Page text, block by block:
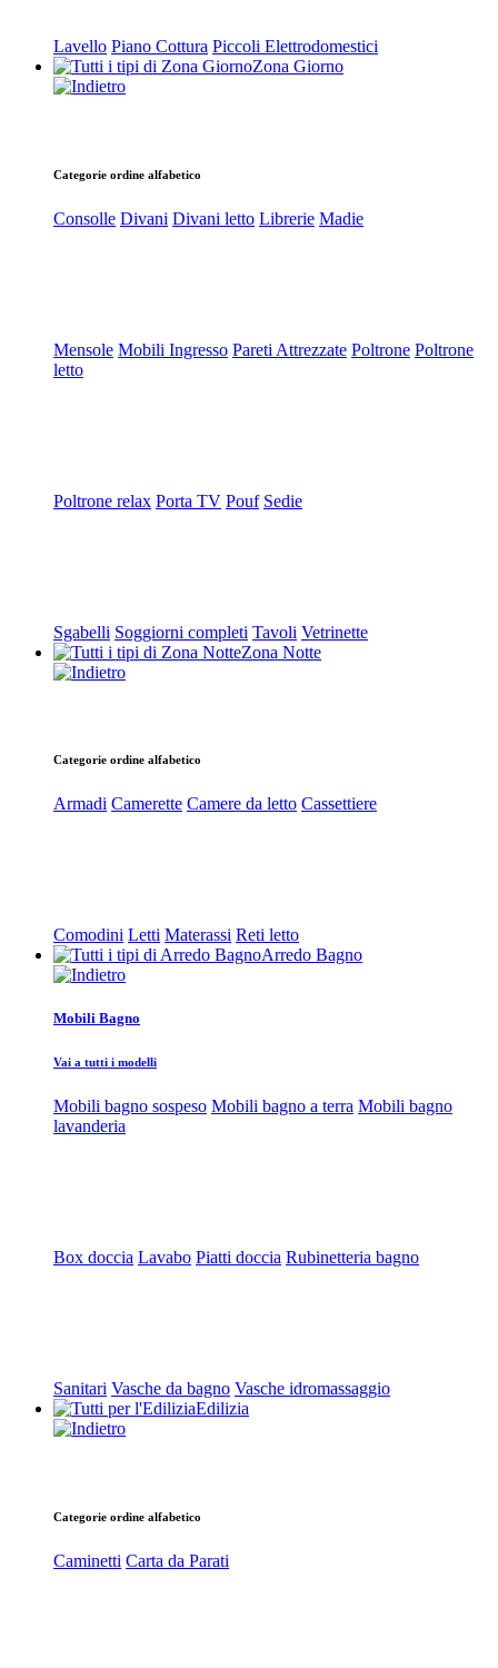
Lavello Piano Cottura Piccoli Elettrodomestici
Zona Giorno
Categorie ordine alfabetico
Consolle Divani Divani letto Librerie Madie
Mensole Mobili Ingresso Pareti Attrezzate Poltrone Poltrone
letto
Poltrone relax Porta TV Pouf Sedie
Sgabelli Soggiorni completi Tavoli Vetrinette
Zona Notte
Categorie ordine alfabetico
Armadi Camerette Camere da letto Cassettiere
Comodini Letti Materassi Reti letto
Arredo Bagno
Mobili Bagno
Vai a tutti i modelli
Mobili bagno sospeso Mobili bagno a terra Mobili bagno
lavanderia
Box doccia Lavabo Piatti doccia Rubinetteria bagno
Sanitari Vasche da bagno Vasche idromassaggio
Edilizia
Categorie ordine alfabetico
Caminetti Carta da Parati